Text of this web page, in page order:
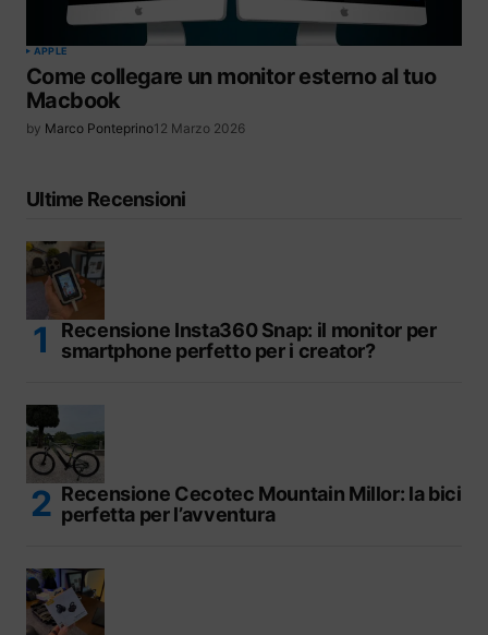
APPLE
Come collegare un monitor esterno al tuo
Macbook
by Marco Ponteprino12 Marzo 2026
Ultime Recensioni
Recensione Insta360 Snap: il monitor per
smartphone perfetto per i creator?
Recensione Cecotec Mountain Millor: la bici
perfetta per l’avventura